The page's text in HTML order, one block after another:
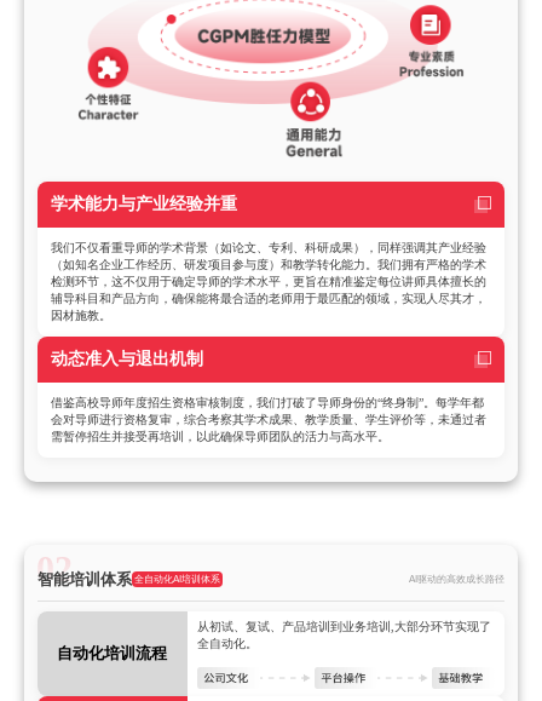
学术能力与产业经验并重
我们不仅看重导师的学术背景（如论文、专利、科研成果），同样强调其​​产业经验​​
（如知名企业工作经历、研发项目参与度）和​​教学转化能力​​。我们拥有严格的​​学术
检测环节​​，这不仅用于确定导师的学术水平，更旨在​​精准鉴定每位讲师具体擅长的
辅导科目和产品方向​​，确保能将最合适的老师用于最匹配的领域，实现人尽其才，
因材施教。
动态准入与退出机制​
借鉴高校导师​​年度招生资格审核制度​​，我们打破了导师身份的“终身制”。每学年都
会对导师进行​​资格复审​​，综合考察其学术成果、教学质量、学生评价等，未通过者
需暂停招生并接受再培训，以此确保导师团队的活力与高水平。
智能培训体系 ​全自动化AI培训体系 AI驱动的高效成长路径
自动化培训流程
从初试、复试、产品培训到业务培训,大部分环节实现了
全自动化。